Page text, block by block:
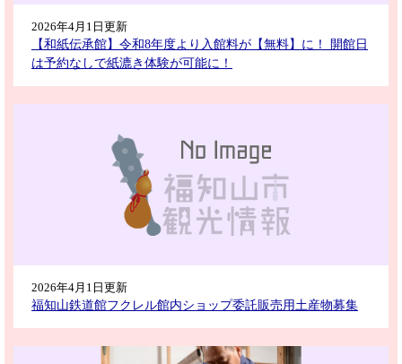
2026年4月1日更新
【和紙伝承館】令和8年度より入館料が【無料】に！ 開館日
は予約なしで紙漉き体験が可能に！
2026年4月1日更新
福知山鉄道館フクレル館内ショップ委託販売用土産物募集